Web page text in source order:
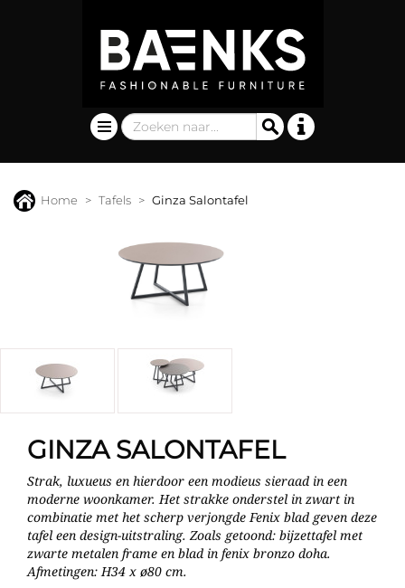
Home Tafels Ginza Salontafel
GINZA SALONTAFEL
Strak, luxueus en hierdoor een modieus sieraad in een
moderne woonkamer. Het strakke onderstel in zwart in
combinatie met het scherp verjongde Fenix blad geven deze
tafel een design-uitstraling. Zoals getoond: bijzettafel met
zwarte metalen frame en blad in fenix bronzo doha.
Afmetingen: H34 x ø80 cm.